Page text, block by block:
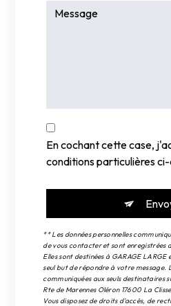
En cochant cette case,
conditions particulières
** Les données personnelles
de vous contacter et sont enregistrées
Elles sont destinées à GARAGE
seul but de répondre à votre message.
communiquées aux seuls destinataires
Rte de Marennes Oléron 17600 La
Vous disposez de droits d’accès, de